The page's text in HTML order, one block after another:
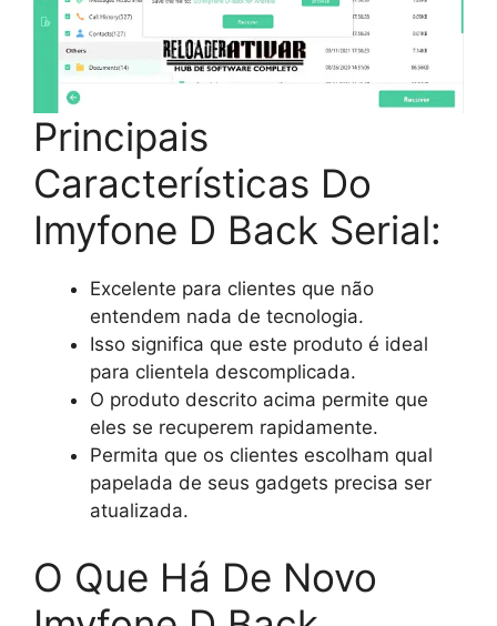
Principais
Características Do
Imyfone D Back Serial:
Excelente para clientes que não
entendem nada de tecnologia.
Isso significa que este produto é ideal
para clientela descomplicada.
O produto descrito acima permite que
eles se recuperem rapidamente.
Permita que os clientes escolham qual
papelada de seus gadgets precisa ser
atualizada.
O Que Há De Novo